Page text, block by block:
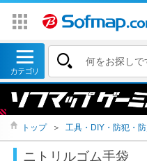
トップ ＞ 工具・DIY・防犯・防
ニトリルゴム手袋